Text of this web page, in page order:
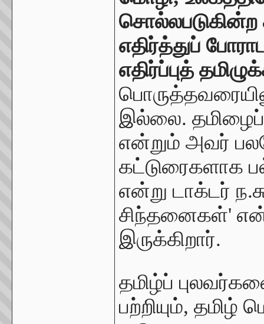
எதிர்த்துப்
எதிர்ப்புத்
இல்லை. தமிழைப்
என்றும் அவர்
கட்டுரைகளாக
என்று டாக்டர்
சிந்தனைகள்'
இருக்கிறார்.
தமிழ்ப்
பற்றியும், தமிழ்